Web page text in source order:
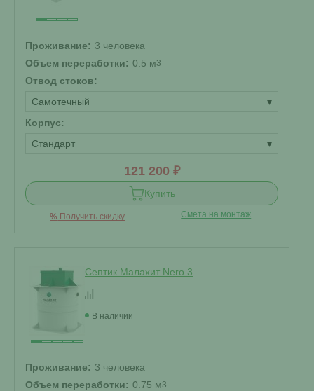
Проживание: 3 человека
Объем переработки: 0.5 м3
Отвод стоков:
Самотечный
▾
Корпус:
Стандарт
▾
121 200 ₽
Купить
% Получить скидку Смета на монтаж
Септик Малахит Nero 3
В наличии
Проживание: 3 человека
Объем переработки: 0.75 м3